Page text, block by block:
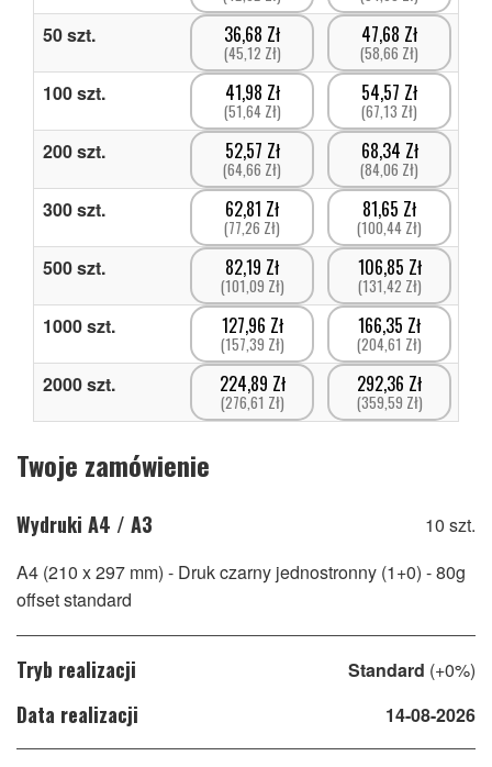
50szt. 36,68 Zł
(45,12 Zł)
47,68 Zł
(58,66 Zł)
100szt. 41,98 Zł
(51,64 Zł)
54,57 Zł
(67,13 Zł)
200szt. 52,57 Zł
(64,66 Zł)
68,34 Zł
(84,06 Zł)
300szt. 62,81 Zł
(77,26 Zł)
81,65 Zł
(100,44 Zł)
500szt. 82,19 Zł
(101,09 Zł)
106,85 Zł
(131,42 Zł)
1000szt. 127,96 Zł
(157,39 Zł)
166,35 Zł
(204,61 Zł)
2000szt. 224,89 Zł
(276,61 Zł)
292,36 Zł
(359,59 Zł)
Twoje zamówienie
Wydruki A4 / A3
10 szt.
A4 (210 x 297 mm) - Druk czarny jednostronny (1+0) - 80g
offset standard
Tryb realizacji Standard (+0%)
Data realizacji 14-08-2026